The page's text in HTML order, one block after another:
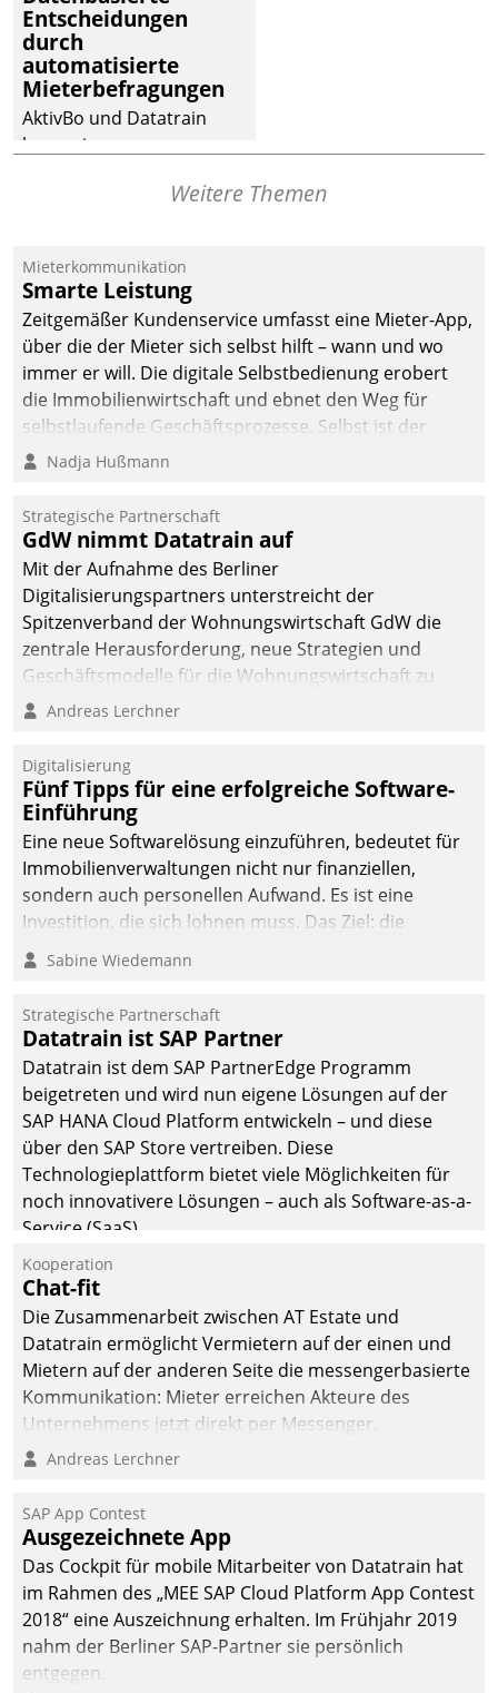
deutscher
Wohnungsunternehmen
– und beschleunigt damit
den Weg vom
Mieteranliegen zum
Dienstleisterauftrag.
Entscheidungen
durch
automatisierte
Mieterbefragungen
AktivBo und Datatrain
kooperieren –
profitieren: Die nahtlose
Datatrain ermöglicht
automatisiert ausgelöste,
zielgerichtete
Mieterbefragungen – eine
starke Grundlage für
intelligente,
Entscheidungen.
Weitere Themen
Mieterkommunikation
Smarte Leistung
Zeitgemäßer Kundenservice umfasst eine Mieter-App,
über die der Mieter sich selbst hilft – wann und wo
immer er will. Die digitale Selbstbedienung erobert
die Immobilienwirtschaft und ebnet den Weg für
selbstlaufende Geschäftsprozesse. Selbst ist der
Kunde und smart der Serviceanbieter.
Nadja Hußmann
Strategische Partnerschaft
GdW nimmt Datatrain auf
Mit der Aufnahme des Berliner
Digitalisierungspartners unterstreicht der
Spitzenverband der Wohnungswirtschaft GdW die
zentrale Herausforderung, neue Strategien und
Geschäftsmodelle für die Wohnungswirtschaft zu
entwickeln.
Andreas Lerchner
Digitalisierung
Fünf Tipps für eine erfolgreiche Software-
Einführung
Eine neue Softwarelösung einzuführen, bedeutet für
Immobilienverwaltungen nicht nur finanziellen,
sondern auch personellen Aufwand. Es ist eine
Investition, die sich lohnen muss. Das Ziel: die
nachhaltige Optimierung der Geschäftsabläufe. Damit
dieses Ziel erreicht wird, sollten einige Grundregeln
Sabine Wiedemann
Strategische Partnerschaft
Datatrain ist SAP Partner
Datatrain ist dem SAP PartnerEdge Programm
beigetreten und wird nun eigene Lösungen auf der
SAP HANA Cloud Platform entwickeln – und diese
über den SAP Store vertreiben. Diese
Technologieplattform bietet viele Möglichkeiten für
noch innovativere Lösungen – auch als Software-as-a-
Service (SaaS).
Kooperation
Chat-fit
Die Zusammenarbeit zwischen AT Estate und
Datatrain ermöglicht Vermietern auf der einen und
Mietern auf der anderen Seite die messengerbasierte
Kommunikation: Mieter erreichen Akteure des
Unternehmens jetzt direkt per Messenger,
Mitarbeiter oder Dienstleister empfangen oder
Andreas Lerchner
SAP App Contest
Ausgezeichnete App
Das Cockpit für mobile Mitarbeiter von Datatrain hat
im Rahmen des „MEE SAP Cloud Platform App Contest
2018“ eine Auszeichnung erhalten. Im Frühjahr 2019
nahm der Berliner SAP-Partner sie persönlich
entgegen.